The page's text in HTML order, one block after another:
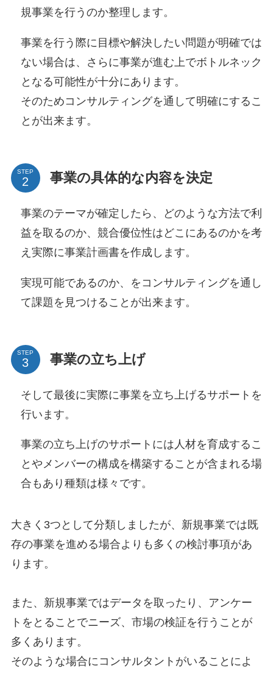
規事業を行うのか整理します。
事業を行う際に目標や解決したい問題が明確では
ない場合は、さらに事業が進む上でボトルネック
となる可能性が十分にあります。
そのためコンサルティングを通して明確にするこ
とが出来ます。
STEP 事業の具体的な内容を決定
事業のテーマが確定したら、どのような方法で利
益を取るのか、競合優位性はどこにあるのかを考
え実際に事業計画書を作成します。
実現可能であるのか、をコンサルティングを通し
て課題を見つけることが出来ます。
STEP 事業の立ち上げ
そして最後に実際に事業を立ち上げるサポートを
行います。
事業の立ち上げのサポートには人材を育成するこ
とやメンバーの構成を構築することが含まれる場
合もあり種類は様々です。
大きく3つとして分類しましたが、新規事業では既
存の事業を進める場合よりも多くの検討事項があ
ります。
また、新規事業ではデータを取ったり、アンケー
トをとることでニーズ、市場の検証を行うことが
多くあります。
そのような場合にコンサルタントがいることによ